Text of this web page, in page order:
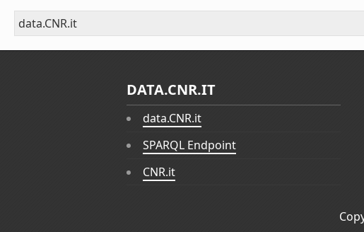
data.CNR.it
DATA.CNR.IT
data.CNR.it
SPARQL Endpoint
CNR.it